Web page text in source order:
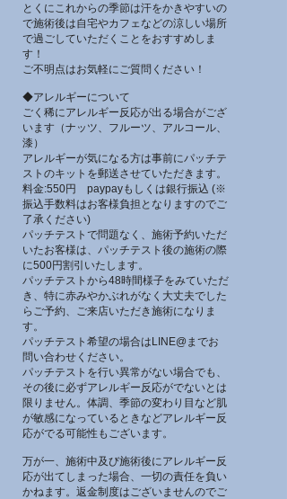
とくにこれからの季節は汗をかきやすいの
で施術後は自宅やカフェなどの涼しい場所
で過ごしていただくことをおすすめしま
す！
ご不明点はお気軽にご質問ください！
◆アレルギーについて
ごく稀にアレルギー反応が出る場合がござ
います（ナッツ、フルーツ、アルコール、
漆）
アレルギーが気になる方は事前にパッチテ
ストのキットを郵送させていただきます。
料金:550円 paypayもしくは銀行振込 (※
振込手数料はお客様負担となりますのでご
了承ください)
パッチテストで問題なく、施術予約いただ
いたお客様は、パッチテスト後の施術の際
に500円割引いたします。
パッチテストから48時間様子をみていただ
き、特に赤みやかぶれがなく大丈夫でした
らご予約、ご来店いただき施術になりま
す。
パッチテスト希望の場合はLINE@までお
問い合わせください。
パッチテストを行い異常がない場合でも、
その後に必ずアレルギー反応がでないとは
限りません。体調、季節の変わり目など肌
が敏感になっているときなどアレルギー反
応がでる可能性もございます。
万が一、施術中及び施術後にアレルギー反
応が出てしまった場合、一切の責任を負い
かねます。返金制度はございませんのでご